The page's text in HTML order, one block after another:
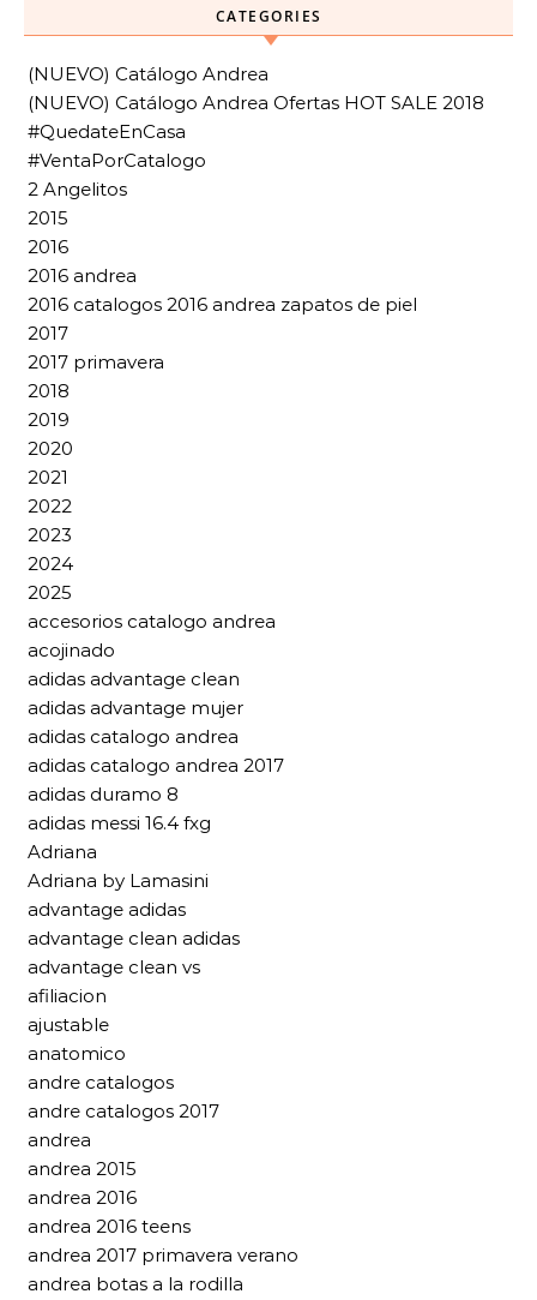
CATEGORIES
(NUEVO) Catálogo Andrea
(NUEVO) Catálogo Andrea Ofertas HOT SALE 2018
#QuedateEnCasa
#VentaPorCatalogo
2 Angelitos
2015
2016
2016 andrea
2016 catalogos 2016 andrea zapatos de piel
2017
2017 primavera
2018
2019
2020
2021
2022
2023
2024
2025
accesorios catalogo andrea
acojinado
adidas advantage clean
adidas advantage mujer
adidas catalogo andrea
adidas catalogo andrea 2017
adidas duramo 8
adidas messi 16.4 fxg
Adriana
Adriana by Lamasini
advantage adidas
advantage clean adidas
advantage clean vs
afiliacion
ajustable
anatomico
andre catalogos
andre catalogos 2017
andrea
andrea 2015
andrea 2016
andrea 2016 teens
andrea 2017 primavera verano
andrea botas a la rodilla